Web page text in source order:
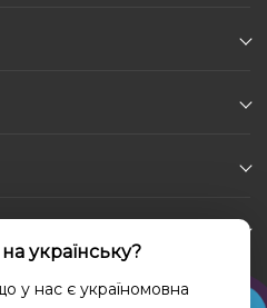
мережі
українську?
у нас є україномовна